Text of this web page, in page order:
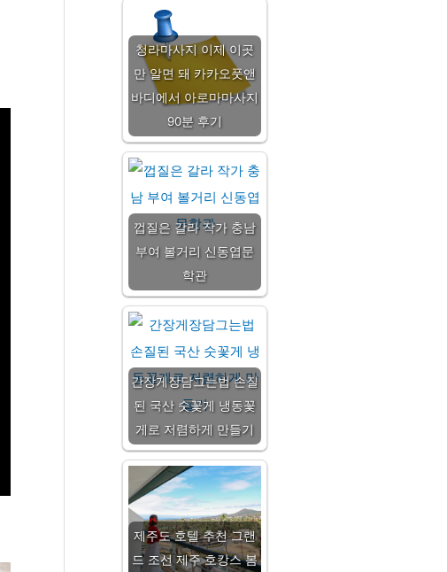
청라마사지 이제 이곳
만 알면 돼 카카오풋앤
바디에서 아로마마사지
90분 후기
껍질은 갈라 작가 충남
부여 볼거리 신동엽문
학관
간장게장담그는법 손질
된 국산 숫꽃게 냉동꽃
게로 저렴하게 만들기
제주도 호텔 추천 그랜
드 조선 제주 호캉스 봄